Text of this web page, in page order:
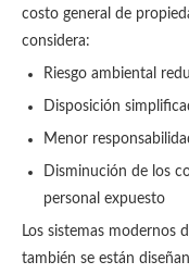
costo general de
considera:
Riesgo ambiental
Disposición
Menor
Disminución de los
personal expuesto
Los sistemas modernos
también se están